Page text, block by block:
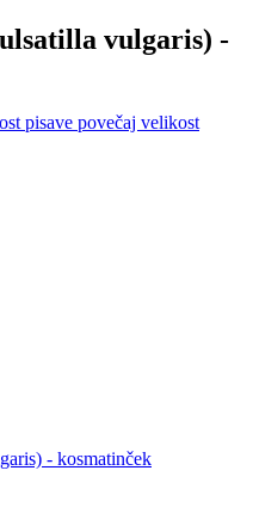
vulgaris) -
pisave povečaj velikost